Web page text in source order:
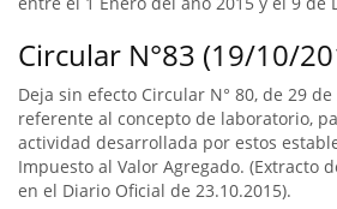
Circular N°83 (19/10/
Deja sin efecto Circular N° 80, de 29
referente al concepto de laboratorio,
actividad desarrollada por estos
Impuesto al Valor Agregado. (Extracto
en el Diario Oficial de 23.10.2015).